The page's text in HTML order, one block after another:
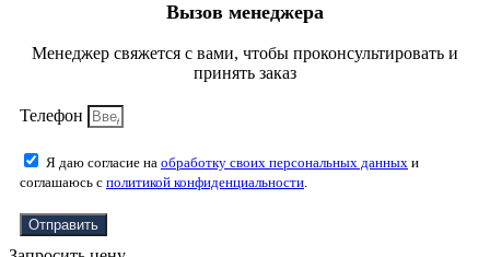
Вызов менеджера
Менеджер свяжется с вами, чтобы проконсультировать и
принять заказ
Телефон
Я даю согласие на обработку своих персональных данных и
соглашаюсь с политикой конфиденциальности.
Отправить